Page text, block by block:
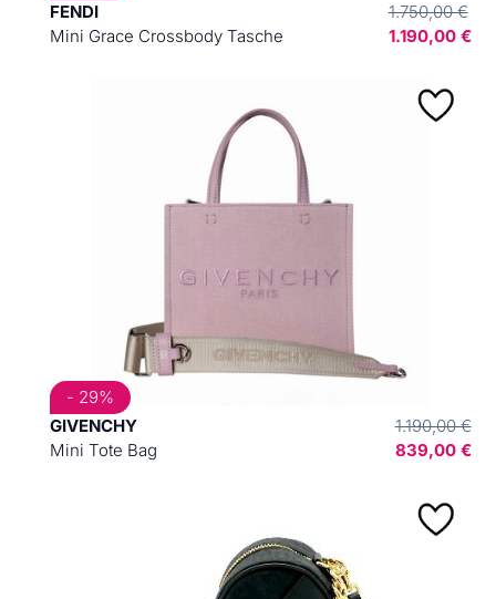
FENDI
Mini Grace Crossbody Tasche
1.750,00 €
1.190,00 €
GIVENCHY
Mini Tote Bag
1.190,00 €
839,00 €
- 29%